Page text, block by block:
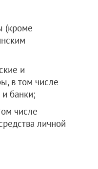
(кроме
и
в том числе
банки;
числе
личной